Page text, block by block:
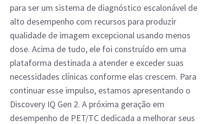
para ser um sistema de diagnóstico escalonável de
alto desempenho com recursos para produzir
qualidade de imagem excepcional usando menos
dose. Acima de tudo, ele foi construído em uma
plataforma destinada a atender e exceder suas
necessidades clínicas conforme elas crescem. Para
continuar esse impulso, estamos apresentando o
Discovery IQ Gen 2. A próxima geração em
desempenho de PET/TC dedicada a melhorar seus